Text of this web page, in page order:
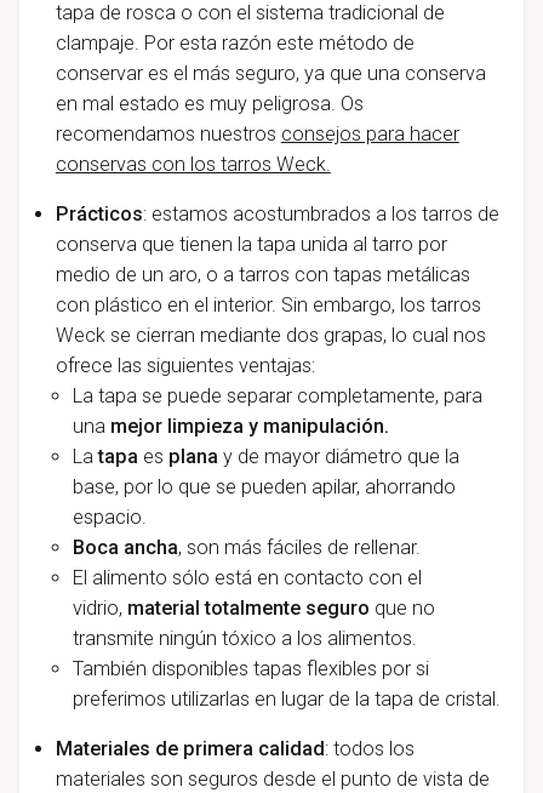
tapa de rosca o con el sistema tradicional de
clampaje. Por esta razón este método de
conservar es el más seguro, ya que una conserva
en mal estado es muy peligrosa. Os
recomendamos nuestros consejos para hacer
conservas con los tarros Weck.
Prácticos: estamos acostumbrados a los tarros de
conserva que tienen la tapa unida al tarro por
medio de un aro, o a tarros con tapas metálicas
con plástico en el interior. Sin embargo, los tarros
Weck se cierran mediante dos grapas, lo cual nos
ofrece las siguientes ventajas:
La tapa se puede separar completamente, para
una mejor limpieza y manipulación.
La tapa es plana y de mayor diámetro que la
base, por lo que se pueden apilar, ahorrando
espacio.
Boca ancha, son más fáciles de rellenar.
El alimento sólo está en contacto con el
vidrio, material totalmente seguro que no
transmite ningún tóxico a los alimentos.
También disponibles tapas flexibles por si
preferimos utilizarlas en lugar de la tapa de cristal.
Materiales de primera calidad: todos los
materiales son seguros desde el punto de vista de